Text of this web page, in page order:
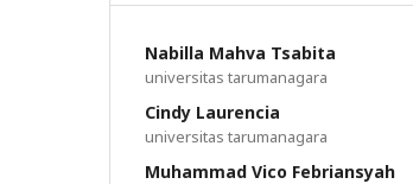
Nabilla Mahva Tsabita
universitas tarumanagara
Cindy Laurencia
universitas tarumanagara
Muhammad Vico Febriansyah